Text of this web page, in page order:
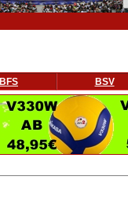
BFS BSV